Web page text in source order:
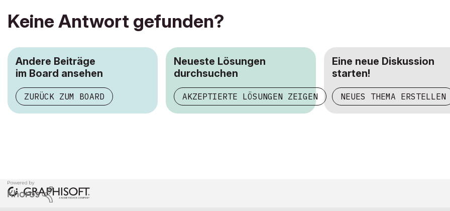
Keine Antwort gefunden?
Andere Beiträge
im Board ansehen
ZURÜCK ZUM BOARD
Neueste Lösungen
durchsuchen
AKZEPTIERTE LÖSUNGEN ZEIGEN
Eine neue Diskussion
starten!
NEUES THEMA ERSTELLEN